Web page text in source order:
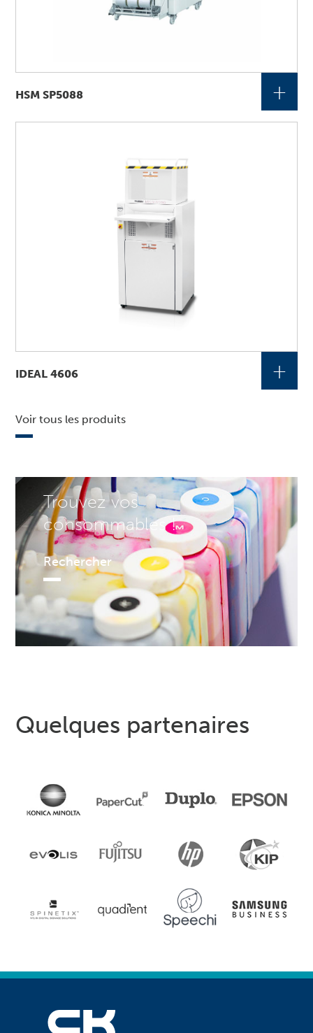
Trouvez vos
consommables !
Rechercher
HSM SP5088 +
IDEAL 4606 +
Voir tous les produits
Quelques partenaires